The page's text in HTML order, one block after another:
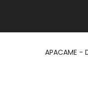
APACAME -